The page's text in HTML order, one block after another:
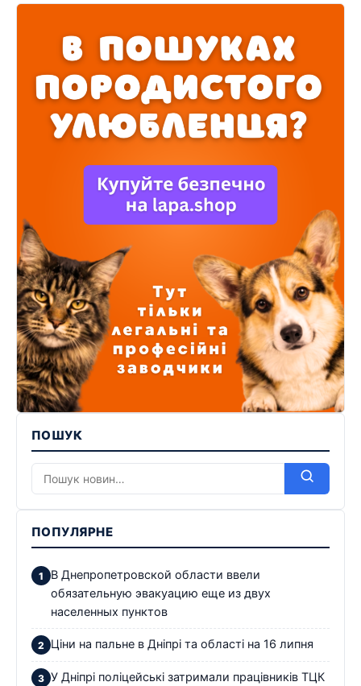
ПОШУК
ПОПУЛЯРНЕ
В Днепропетровской области ввели
обязательную эвакуацию еще из двух
населенных пунктов
Ціни на пальне в Дніпрі та області на 16 липня
У Дніпрі поліцейські затримали працівників ТЦК